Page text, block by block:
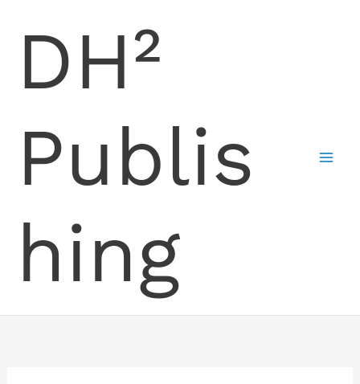
DH²
Publis
hing